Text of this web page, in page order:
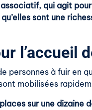
qui agit
sont une
l’accueil
personnes à fuir en
mobilisées
sur une dizaine